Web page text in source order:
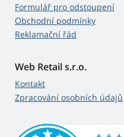
Formulář pro odstoupení
Obchodní podmínky
Reklamační řád
Web Retail s.r.o.
Kontakt
Zpracování osobních údajů